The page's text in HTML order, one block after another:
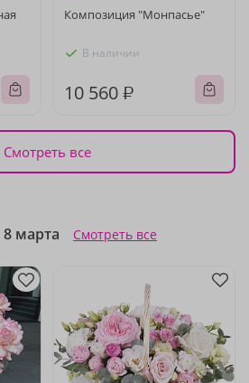
Композиция "Монпасье"
В наличии
10 560 ₽
Смотреть все
марта Смотреть все